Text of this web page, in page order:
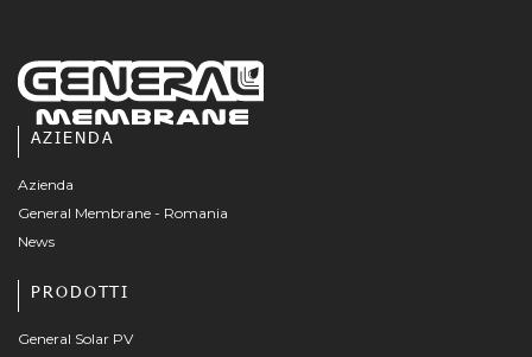
AZIENDA
Azienda
General Membrane - Romania
News
PRODOTTI
General Solar PV